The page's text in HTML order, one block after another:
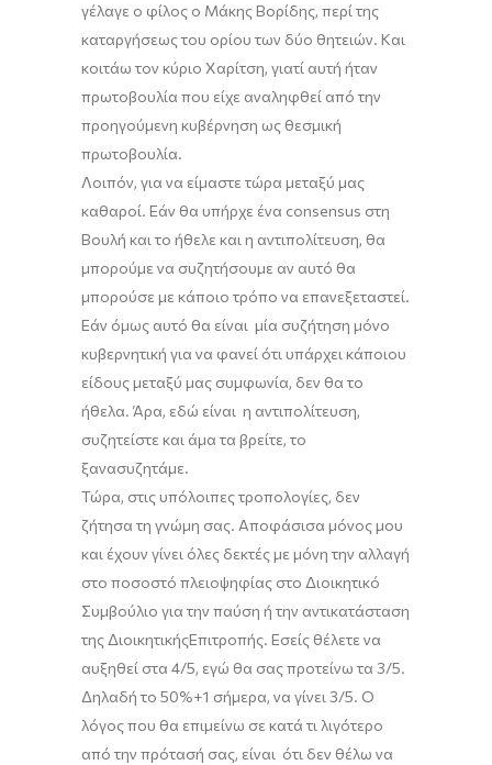
γέλαγε ο φίλος ο ΜάκηςΒορίδης, περί της
καταργήσεως του ορίου των δύο θητειών. Και
κοιτάω τον κύριο Χαρίτση, γιατί αυτή ήταν
πρωτοβουλία που είχε αναληφθεί από την
προηγούμενη κυβέρνηση ως θεσμική
πρωτοβουλία.
Λοιπόν, για να είμαστε τώρα μεταξύ μας
καθαροί. Εάν θα υπήρχε ένα consensus στη
Βουλή και το ήθελε και η αντιπολίτευση, θα
μπορούμε να συζητήσουμε αν αυτό θα
μπορούσε με κάποιο τρόπο να επανεξεταστεί.
Εάν όμως αυτό θα είναι μία συζήτηση μόνο
κυβερνητική για να φανεί ότι υπάρχει κάποιου
είδους μεταξύ μας συμφωνία, δεν θα το
ήθελα. Άρα, εδώ είναι η αντιπολίτευση,
συζητείστε και άμα τα βρείτε, το
ξανασυζητάμε.
Τώρα, στις υπόλοιπες τροπολογίες, δεν
ζήτησα τη γνώμη σας. Αποφάσισα μόνος μου
και έχουν γίνει όλες δεκτές με μόνη την αλλαγή
στο ποσοστό πλειοψηφίας στο Διοικητικό
Συμβούλιο για την παύση ή την αντικατάσταση
της ΔιοικητικήςΕπιτροπής. Εσείς θέλετε να
αυξηθεί στα 4/5, εγώ θα σας προτείνω τα 3/5.
Δηλαδή το 50%+1 σήμερα, να γίνει 3/5. Ο
λόγος που θα επιμείνω σε κατά τι λιγότερο
από την πρότασή σας, είναι ότι δεν θέλω να